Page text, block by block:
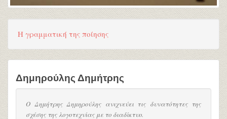
Η γραμματική της ποίησης
Δημηρούλης Δημήτρης
Ο Δημήτρης Δημηρούλης ανιχνεύει τις δυνατότητες της
σχέσης της λογοτεχνίας με το διαδίκτυο.